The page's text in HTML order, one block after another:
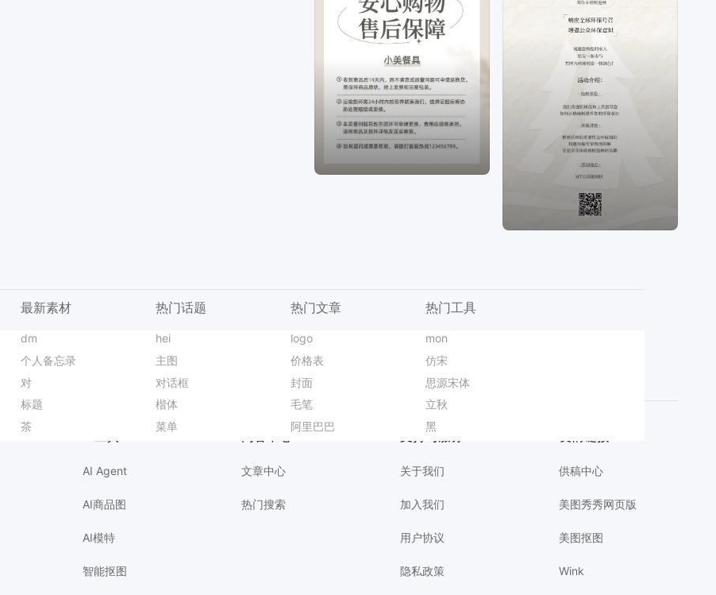
二维码海报 儿童海报 公司海报
分类
奶茶海报 婚礼海报 宽带
对比海报
幼儿园招生海报 录取通知书 手机壳
招新海报
海报 游戏海报 百货
端午节放假通知
老带新 讲座海报 迎宾海报 通知海报
dm hei logo
mon
个人备忘录 主图 价格表
仿宋
对 对话框 封面
思源宋体
标题 楷体 毛笔
立秋
茶 菜单 阿里巴巴 黑
最新素材 热门话题
价目表设计 发货通知 沐浴露活动海报
蓝色主图
b站封面 自助海报爆款设计 舞蹈海报爆款设计
写真活动海报
寒衣节宣传海报 滑雪场海报爆款设计 晋升通知
春装上新通知
私教海报爆款设计 秋分主题海报 面膜价格海报爆款设计
读书感悟海报
照相馆海报爆款设计 小红书首图 抖音直播背景 科技海报
热门文章
商品图 每日一签 新品上市海报
台球活动海报
游泳培训海报 重阳节 宠物知识海报
晋升通知
乡村振兴 多视图教程 详情页设计图
高考日祝福海报
健身房海报设计 志愿者招募 国际音乐节配图
腊八节海报
小红书入职攻略 艺术展会海报 班委竞选 品牌运营计划PPT
热门工具
LivePPT 图片翻译 商品精修 AI商品图
AI Agent
AI商品图
AI模特
智能抠图
内容中心
文章中心
热门搜索
支持与服务
关于我们
加入我们
用户协议
隐私政策
供稿中心
美图秀秀网页版
美图抠图
Wink